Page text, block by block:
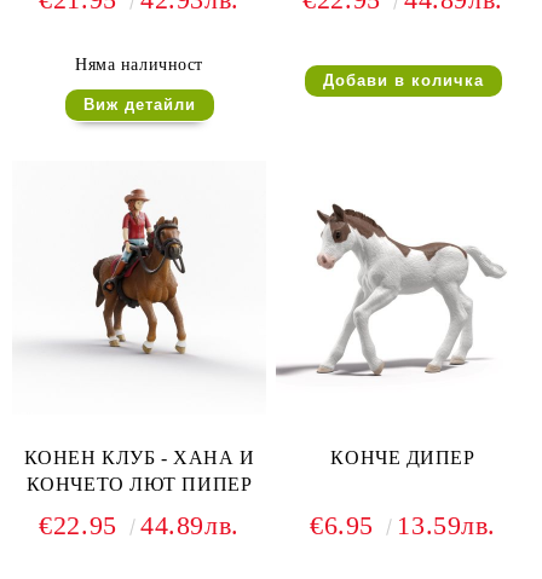
Няма наличност
Виж детайли
КОНЕН КЛУБ - ХАНА И
КОНЧЕТО ЛЮТ ПИПЕР
€22.95 44.89лв.
КОНЧЕ ДИПЕР
€6.95 13.59лв.